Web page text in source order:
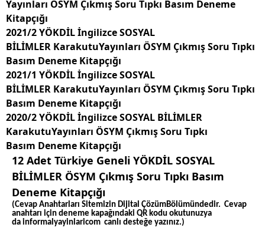
Yayınları ÖSYM Çıkmış Soru Tıpkı Basım Deneme
Kitapçığı
2021/2 YÖKDİL İngilizce SOSYAL
BİLİMLER KarakutuYayınları ÖSYM Çıkmış Soru Tıpkı
Basım Deneme Kitapçığı
2021/1 YÖKDİL İngilizce SOSYAL
BİLİMLER KarakutuYayınları ÖSYM Çıkmış Soru Tıpkı
Basım Deneme Kitapçığı
2020/2 YÖKDİL İngilizce SOSYAL BİLİMLER
KarakutuYayınları ÖSYM Çıkmış Soru Tıpkı
Basım Deneme Kitapçığı
12 Adet Türkiye Geneli YÖKDİL SOSYAL
BİLİMLER ÖSYM Çıkmış Soru Tıpkı Basım
Deneme Kitapçığı
(Cevap Anahtarları Sitemizin Dijital ÇözümBölümündedir. Cevap
anahtarı için deneme kapağındaki QR kodu okutunuzya
da informalyayinlaricom canlı desteğe yazınız.)